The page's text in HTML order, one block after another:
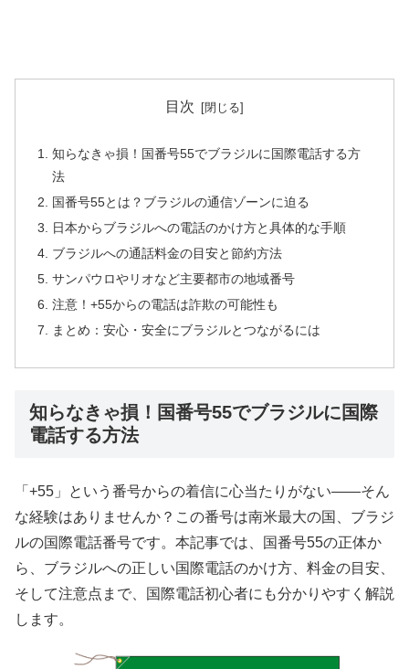
目次
知らなきゃ損！国番号55でブラジルに国際電話する方
法
国番号55とは？ブラジルの通信ゾーンに迫る
日本からブラジルへの電話のかけ方と具体的な手順
ブラジルへの通話料金の目安と節約方法
サンパウロやリオなど主要都市の地域番号
注意！+55からの電話は詐欺の可能性も
まとめ：安心・安全にブラジルとつながるには
知らなきゃ損！国番号55でブラジルに国際
電話する方法
「+55」という番号からの着信に心当たりがない――そん
な経験はありませんか？この番号は南米最大の国、ブラジ
ルの国際電話番号です。本記事では、国番号55の正体か
ら、ブラジルへの正しい国際電話のかけ方、料金の目安、
そして注意点まで、国際電話初心者にも分かりやすく解説
します。